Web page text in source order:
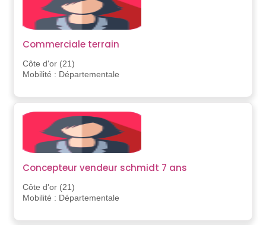
Commerciale terrain
Côte d'or (21)
Mobilité : Départementale
Concepteur vendeur schmidt 7 ans
Côte d'or (21)
Mobilité : Départementale